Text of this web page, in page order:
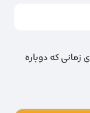
زمانی که دوباره